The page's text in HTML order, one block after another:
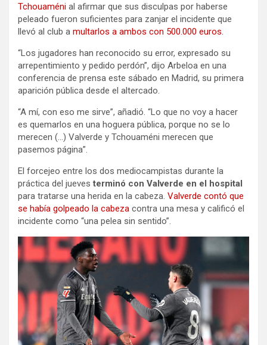
Tchouaméni al afirmar que sus disculpas por haberse
peleado fueron suficientes para zanjar el incidente que
llevó al club a multarlos a ambos con 500.000 euros.
“Los jugadores han reconocido su error, expresado su
arrepentimiento y pedido perdón”, dijo Arbeloa en una
conferencia de prensa este sábado en Madrid, su primera
aparición pública desde el altercado.
“A mí, con eso me sirve”, añadió. “Lo que no voy a hacer
es quemarlos en una hoguera pública, porque no se lo
merecen (…) Valverde y Tchouaméni merecen que
pasemos página”.
El forcejeo entre los dos mediocampistas durante la
práctica del juevesterminó con Valverde en el hospital
para tratarse una herida en la cabeza. Valverde contó que
se había golpeado la cabeza contra una mesa y calificó el
incidente como “una pelea sin sentido”.